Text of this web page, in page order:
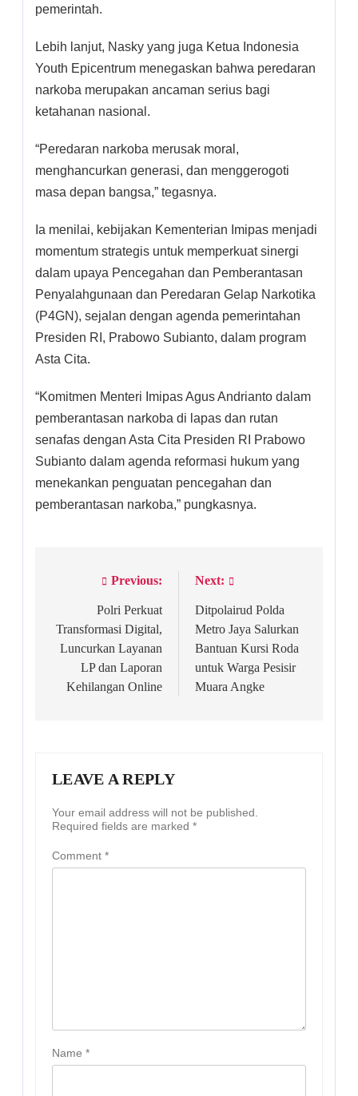
pemerintah.
Lebih lanjut, Nasky yang juga Ketua Indonesia
Youth Epicentrum menegaskan bahwa peredaran
narkoba merupakan ancaman serius bagi
ketahanan nasional.
“Peredaran narkoba merusak moral,
menghancurkan generasi, dan menggerogoti
masa depan bangsa,” tegasnya.
Ia menilai, kebijakan Kementerian Imipas menjadi
momentum strategis untuk memperkuat sinergi
dalam upaya Pencegahan dan Pemberantasan
Penyalahgunaan dan Peredaran Gelap Narkotika
(P4GN), sejalan dengan agenda pemerintahan
Presiden RI, Prabowo Subianto, dalam program
Asta Cita.
“Komitmen Menteri Imipas Agus Andrianto dalam
pemberantasan narkoba di lapas dan rutan
senafas dengan Asta Cita Presiden RI Prabowo
Subianto dalam agenda reformasi hukum yang
menekankan penguatan pencegahan dan
pemberantasan narkoba,” pungkasnya.
navigation
Previous:
Polri Perkuat
Transformasi Digital,
Luncurkan Layanan
LP dan Laporan
Kehilangan Online
Next:
Ditpolairud Polda
Metro Jaya Salurkan
Bantuan Kursi Roda
untuk Warga Pesisir
Muara Angke
LEAVE A REPLY
Your email address will not be published.
Required fields are marked *
Comment *
Name *